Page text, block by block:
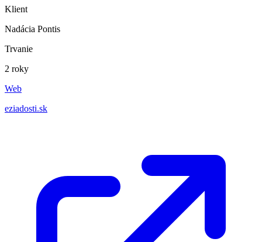
Klient
Nadácia Pontis
Trvanie
2 roky
Web
eziadosti.sk